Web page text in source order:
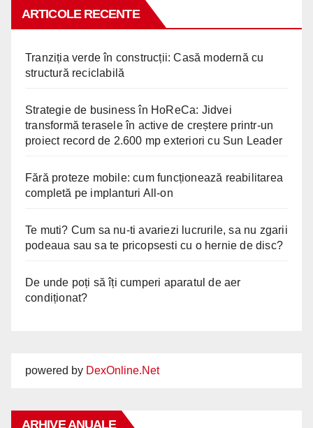
ARTICOLE RECENTE
Tranziția verde în construcții: Casă modernă cu
structură reciclabilă
Strategie de business în HoReCa: Jidvei
transformă terasele în active de creștere printr-un
proiect record de 2.600 mp exteriori cu Sun Leader
Fără proteze mobile: cum funcționează reabilitarea
completă pe implanturi All-on
Te muti? Cum sa nu-ti avariezi lucrurile, sa nu zgarii
podeaua sau sa te pricopsesti cu o hernie de disc?
De unde poți să îți cumperi aparatul de aer
condiționat?
powered by DexOnline.Net
ARHIVE ANUALE